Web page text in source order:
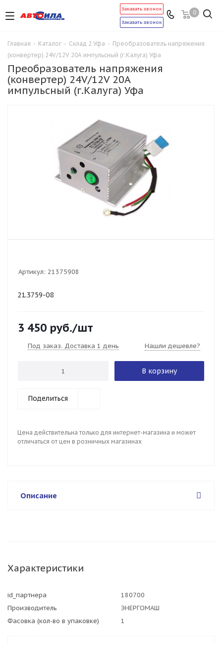
0
Заказать звонок
Заказать звонок
Главная - Каталог - Склад 2 Уфа - Преобразователь напряжения
(конвертер) 24V/12V 20A импульсный (г.Калуга) Уфа
Преобразователь напряжения
(конвертер) 24V/12V 20A
импульсный (г.Калуга) Уфа
Артикул: 21375908
21.3759-08
3 450 руб./шт
Под заказ. Доставка 1 день Нашли дешевле?
В корзину
Поделиться
Цена действительна только для интернет-магазина и может
отличаться от цен в розничных магазинах
Описание
Характеристики
id_партнера
180700
Производитель
ЭНЕРГОМАШ
Фасовка (кол-во в упаковке)
1